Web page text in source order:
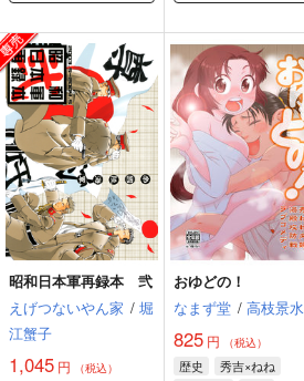
昭和日本軍再録本 弐
えげつないやん家 / 堀
江蟹子
1,045 円 （税込）
おゆどの！
なまず堂 / 高枝景水
825 円 （税込）
歴史
秀吉×ねね